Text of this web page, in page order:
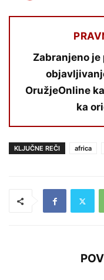
Zabranjeno
OružjeOnline
ka
KLJUČNE REČI africa